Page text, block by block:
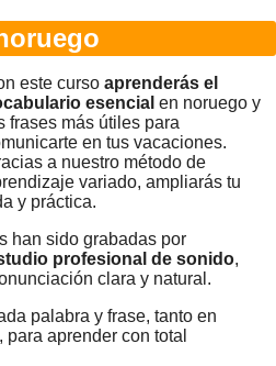
este curso aprenderás el
esencial en noruego y
frases más útiles para
en tus vacaciones.
a nuestro método de
variado, ampliarás tu
y práctica.
han sido grabadas por
profesional de sonido,
clara y natural.
palabra y frase, tanto en
aprender con total